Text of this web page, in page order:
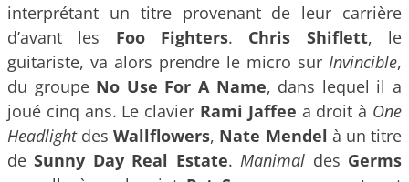
interprétant un titre provenant de leur carrière
d’avant les Foo Fighters. Chris Shiflett, le
guitariste, va alors prendre le micro sur Invincible,
du groupe No Use For A Name, dans lequel il a
joué cinq ans. Le clavier Rami Jaffee a droit à One
HeadlightdesWallflowers, Nate Mendel à un titre
deSunny Day Real Estate.Manimal des Germs